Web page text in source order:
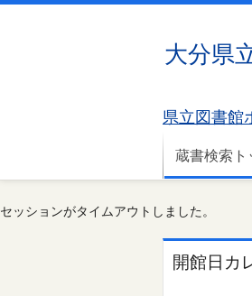
大分県
県立図書館
蔵書検索ト
セッションがタイムアウトしました。
開館日カ